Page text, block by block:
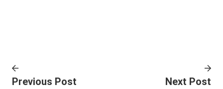
Previous Post Next Post